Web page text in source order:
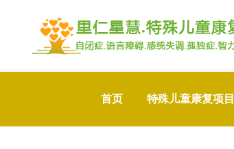
首页 特殊儿童康复项目